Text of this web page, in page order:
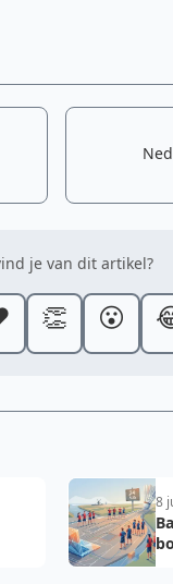
je van dit artikel?
👏 😮
8